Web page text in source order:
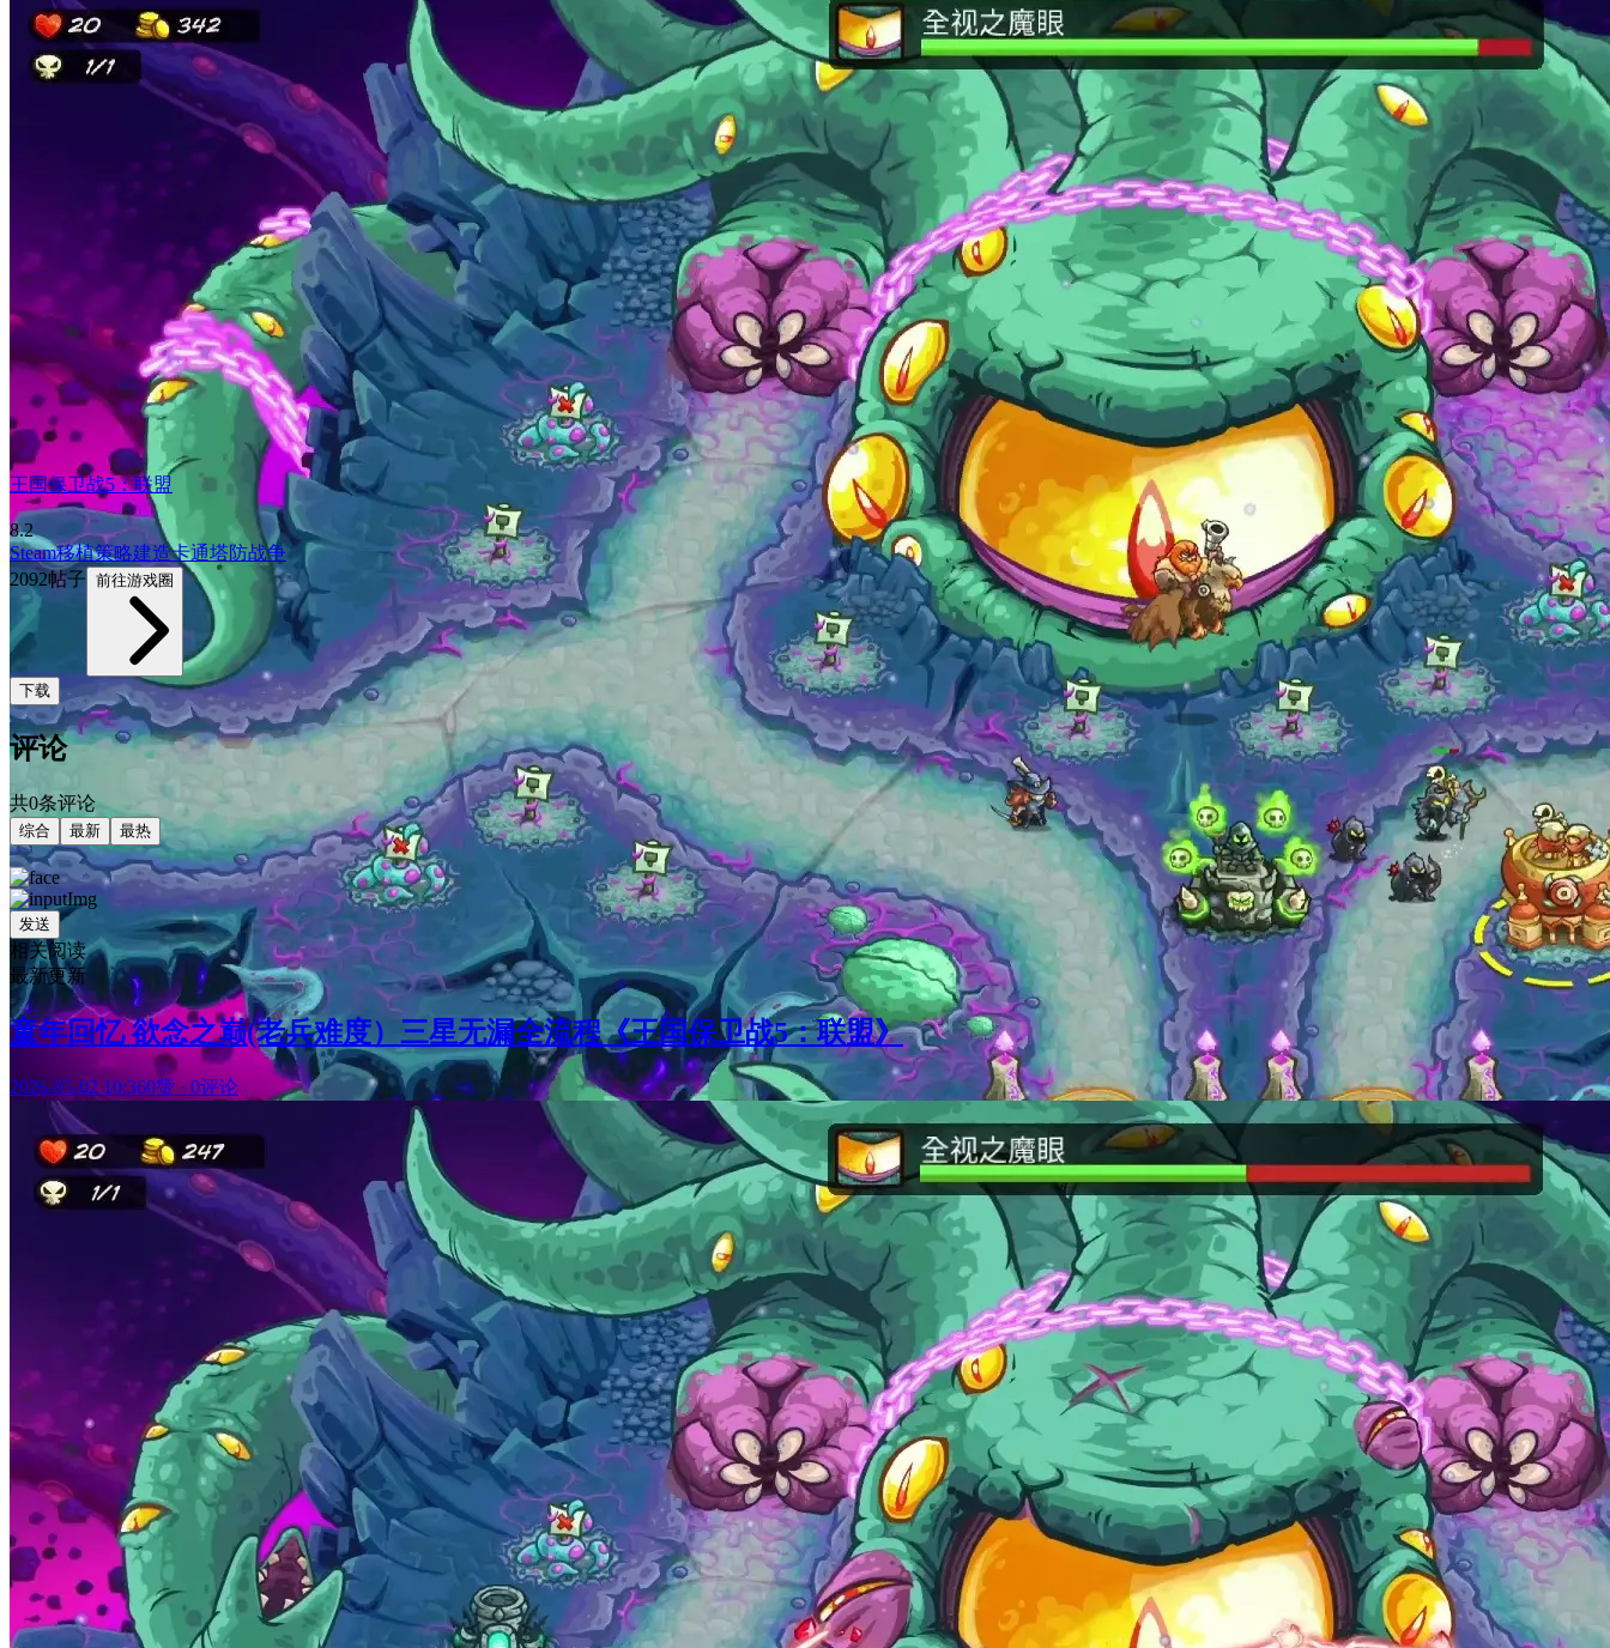
王国保卫战5：联盟
8.2
Steam移植策略建造卡通塔防战争
2092帖子 前往游戏圈
下载
评论
共0条评论
综合 最新 最热
发送
相关阅读
最新更新
童年回忆 欲念之巅(老兵难度）三星无漏全流程《王国保卫战5：联盟》
2026-05-02 10:360赞·0评论